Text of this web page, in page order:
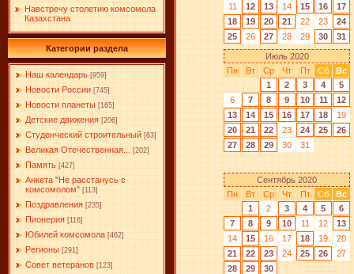
Навстречу столетию комсомола
Казахстана
Категории раздела
Наш календарь [959]
Новости России [745]
Новости планеты [165]
Детские движения [206]
Студенческий строительный [63]
Великая Отечественная... [202]
Память [427]
Анкета "Не расстанусь с
комсомолом" [113]
Поздравления [235]
Пионерия [116]
Юбилей комсомола [462]
Регионы [291]
Совет ветеранов [123]
11
12 13 14 15 16
17
18
19 20 21 22 23
24
25
26 27 28 29 30 31
Июль 2020
Пн
Вт Ср Чт Пт Сб
Вс
1
2 3 4
5
6
7 8 9 10 11
12
13
14 15 16 17 18
19
20
21 22 23 24 25
26
27
28 29 30 31
Сентябрь 2020
Пн
Вт Ср Чт Пт Сб
Вс
1
2 3 4 5
6
7
8 9 10 11 12
13
14
15 16 17 18 19
20
21
22 23 24 25 26
27
28
29 30